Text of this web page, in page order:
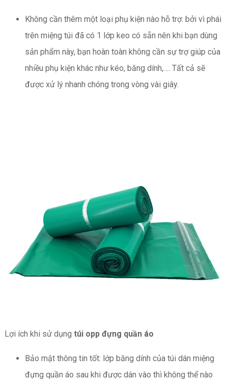
Không cần thêm một loại phụ kiện nào hỗ trợ: bởi vì phái
trên miệng túi đã có 1 lớp keo có sẵn nên khi bạn dùng
sản phẩm này, bạn hoàn toàn không cần sự trợ giúp của
nhiều phụ kiện khác như kéo, băng dính,…. Tất cả sẽ
được xử lý nhanh chóng trong vòng vài giây.
Lợi ích khi sử dụng túi opp đựng quần áo
Bảo mật thông tin tốt: lớp băng dính của túi dán miệng
đựng quần áo sau khi được dán vào thì không thể nào